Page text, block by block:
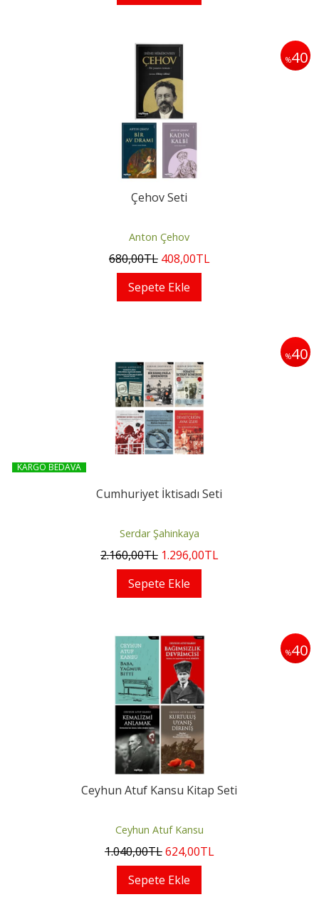
%40
Çehov Seti
Anton Çehov
680,00TL 408,00TL
Sepete Ekle
%40
KARGO BEDAVA
Cumhuriyet İktisadı Seti
Serdar Şahinkaya
2.160,00TL 1.296,00TL
Sepete Ekle
%40
Ceyhun Atuf Kansu Kitap Seti
Ceyhun Atuf Kansu
1.040,00TL624,00TL
Sepete Ekle